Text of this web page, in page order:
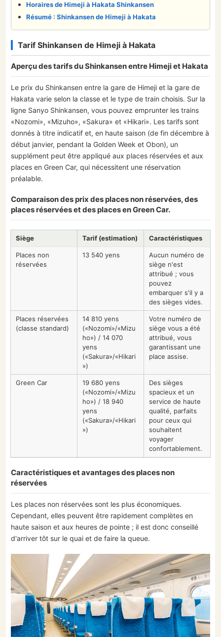
Horaires de Himeji à Hakata Shinkansen
Résumé : Shinkansen de Himeji à Hakata
Tarif Shinkansen de Himeji à Hakata
Aperçu des tarifs du Shinkansen entre Himeji et Hakata
Le prix du Shinkansen entre la gare de Himeji et la gare de
Hakata varie selon la classe et le type de train choisis. Sur la
ligne Sanyo Shinkansen, vous pouvez emprunter les trains
«Nozomi», «Mizuho», «Sakura» et «Hikari». Les tarifs sont
donnés à titre indicatif et, en haute saison (de fin décembre à
début janvier, pendant la Golden Week et Obon), un
supplément peut être appliqué aux places réservées et aux
places en Green Car, qui nécessitent une réservation
préalable.
Comparaison des prix des places non réservées, des
places réservées et des places en Green Car.
Siège Tarif (estimation) Caractéristiques
Places non
réservées
13 540 yens
Aucun numéro de
siège n'est
attribué ; vous
pouvez
embarquer s'il y a
des sièges vides.
Places réservées
(classe standard)
14 810 yens
(«Nozomi»/«Mizu
ho») / 14 070
yens
(«Sakura»/«Hikari
»)
Votre numéro de
siège vous a été
attribué, vous
garantissant une
place assise.
Green Car
19 680 yens
(«Nozomi»/«Mizu
ho») / 18 940
yens
(«Sakura»/«Hikari
»)
Des sièges
spacieux et un
service de haute
qualité, parfaits
pour ceux qui
souhaitent
voyager
confortablement.
Caractéristiques et avantages des places non
réservées
Les places non réservées sont les plus économiques.
Cependant, elles peuvent être rapidement complètes en
haute saison et aux heures de pointe ; il est donc conseillé
d'arriver tôt sur le quai et de faire la queue.